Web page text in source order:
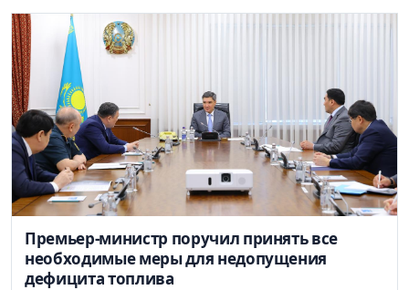
Премьер-министр поручил принять все
необходимые меры для недопущения
дефицита топлива